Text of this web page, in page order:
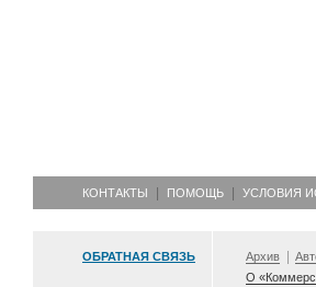
КОНТАКТЫ ПОМОЩЬ УСЛОВИЯ
ОБРАТНАЯ СВЯЗЬ Архив
О